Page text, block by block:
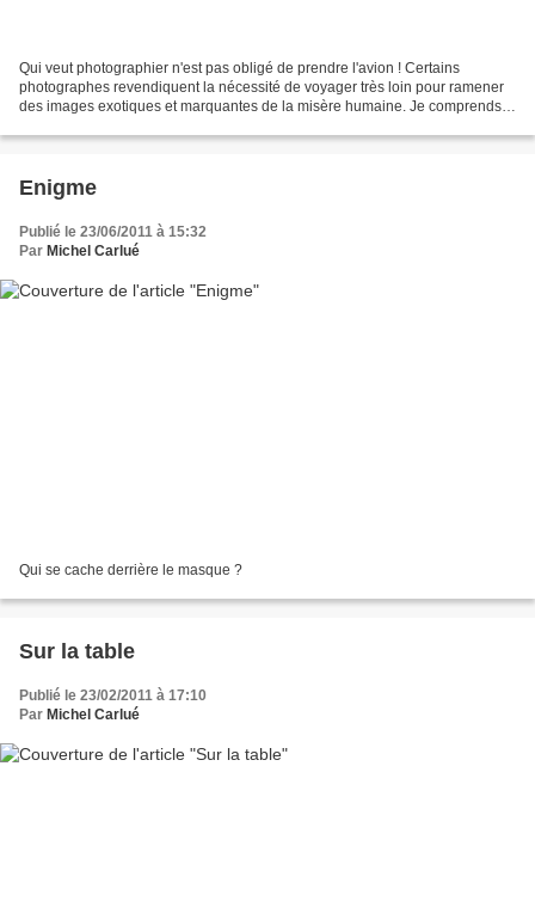
Qui veut photographier n'est pas obligé de prendre l'avion ! Certains
photographes revendiquent la nécessité de voyager très loin pour ramener
des images exotiques et marquantes de la misère humaine. Je comprends
Enigme
Publié le 23/06/2011 à 15:32
Par Michel Carlué
Qui se cache derrière le masque ?
Sur la table
Publié le 23/02/2011 à 17:10
Par Michel Carlué